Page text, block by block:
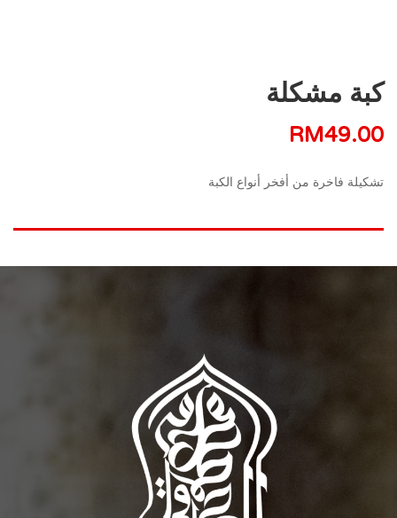
كبة مشكلة
RM49.00
تشكيلة فاخرة من أفخر أنواع الكبة